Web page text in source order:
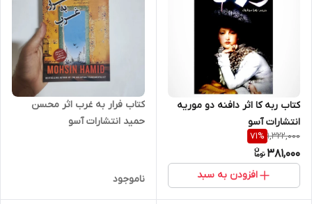
کتاب ربه کا اثر دافنه دو موریه
انتشارات آسو
1,322,000
71%
381,000
افزودن به سبد
کتاب فرار به غرب اثر محسن
حمید انتشارات آسو
ناموجود